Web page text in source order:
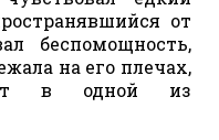
от
беспомощность,
на его плечах,
в одной из